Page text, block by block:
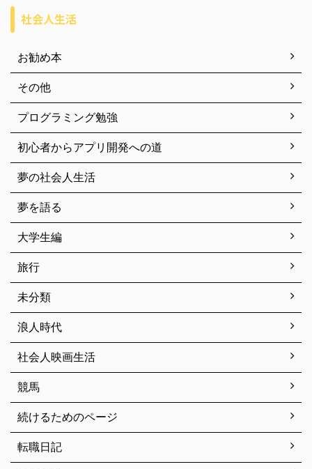
社会人生活
お勧め本
その他
プログラミング勉強
初心者からアプリ開発への道
夢の社会人生活
夢を語る
大学生編
旅行
未分類
浪人時代
社会人映画生活
競馬
続けるためのページ
転職日記